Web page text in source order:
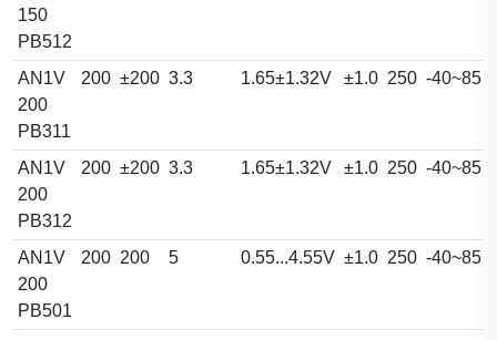
150
PB512
AN1V
200
PB311
200 ±200 3.3 1.65±1.32V ±1.0 250 -40~85
AN1V
200
PB312
200 ±200 3.3 1.65±1.32V ±1.0 250 -40~85
AN1V
200
PB501
200 200 5 0.55...4.55V ±1.0 250 -40~85